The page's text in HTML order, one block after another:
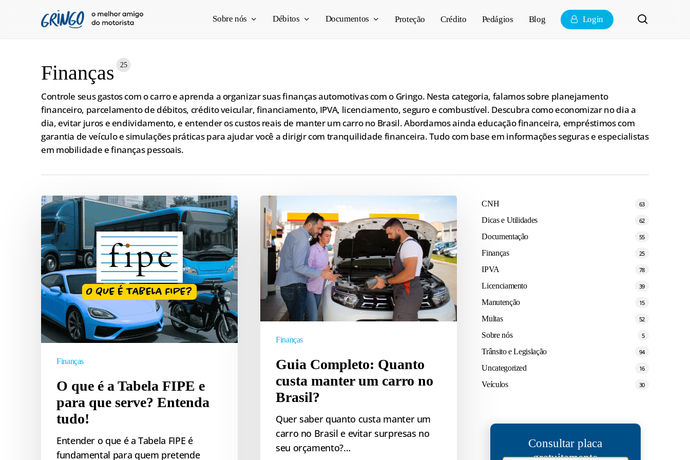
Sobre nós Débitos Documentos Proteção Crédito Pedágios Blog Login
Finanças 25
Controle seus gastos com o carro e aprenda a organizar suas finanças automotivas com o Gringo. Nesta categoria, falamos sobre planejamento
financeiro, parcelamento de débitos, crédito veicular, financiamento, IPVA, licenciamento, seguro e combustível. Descubra como economizar no dia a
dia, evitar juros e endividamento, e entender os custos reais de manter um carro no Brasil. Abordamos ainda educação financeira, empréstimos com
garantia de veículo e simulações práticas para ajudar você a dirigir com tranquilidade financeira. Tudo com base em informações seguras e especialistas
em mobilidade e finanças pessoais.
O
que
é
a
Tabela
FIPE
e
para
que
serve?
Entenda
tudo!Finanças
O que é a Tabela FIPE e
para que serve? Entenda
tudo!
Entender o que é a Tabela FIPE é
fundamental para quem pretende
Guia
Completo:
Quanto
custa
manter
um
carro
no
Brasil?
Finanças
Guia Completo: Quanto
custa manter um carro no
Brasil?
Quer saber quanto custa manter um
carro no Brasil e evitar surpresas no
seu orçamento?…
CNH 63
Dicas e Utilidades 62
Documentação 55
Finanças 25
IPVA 78
Licenciamento 39
Manutenção 15
Multas 52
Sobre nós 5
Trânsito e Legislação 94
Uncategorized 16
Veículos 30
Consultar placa